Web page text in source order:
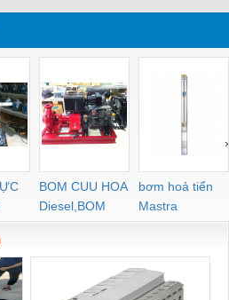
hàng toàn
TỐT
BOM CUU HOA
Diesel,BOM
CHUA CHAY
bơm hoả tiển
Mastra
›